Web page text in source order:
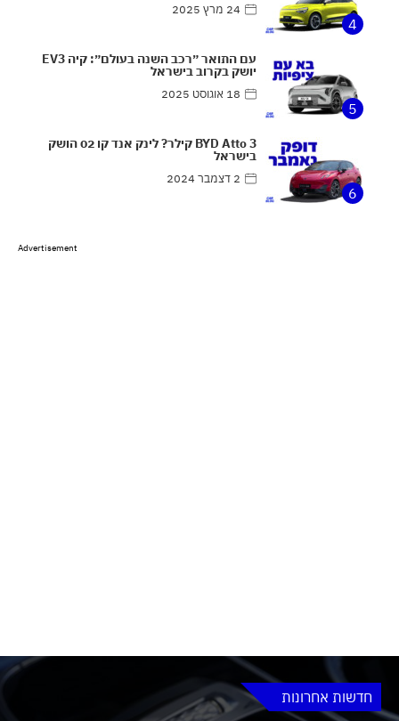
4
24 מרץ 2025
5
עם התואר ״רכב השנה בעולם״: קיה EV3
יושק בקרוב בישראל
18 אוגוסט 2025
6
BYD Atto 3 קילר? לינק אנד קו 02 הושק
בישראל
2 דצמבר 2024
Advertisement
חדשות אחרונות